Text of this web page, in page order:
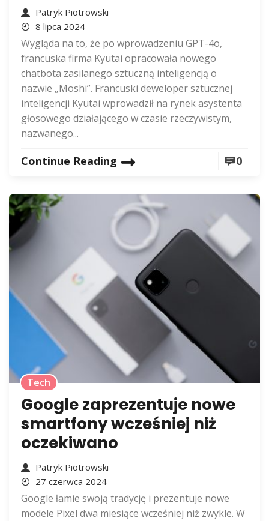
Patryk Piotrowski
8 lipca 2024
Wygląda na to, że po wprowadzeniu GPT-4o,
francuska firma Kyutai opracowała nowego
chatbota zasilanego sztuczną inteligencją o
nazwie „Moshi”. Francuski deweloper sztucznej
inteligencji Kyutai wprowadził na rynek asystenta
głosowego działającego w czasie rzeczywistym,
nazwanego...
Continue Reading 0
Tech
Google zaprezentuje nowe
smartfony wcześniej niż
oczekiwano
Patryk Piotrowski
27 czerwca 2024
Google łamie swoją tradycję i prezentuje nowe
modele Pixel dwa miesiące wcześniej niż zwykle. W